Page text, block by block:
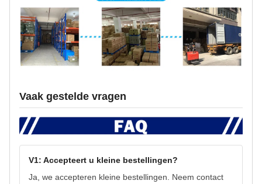
Vaak gestelde vragen
V1: Accepteert u kleine bestellingen?
Ja, we accepteren kleine bestellingen. Neem contact